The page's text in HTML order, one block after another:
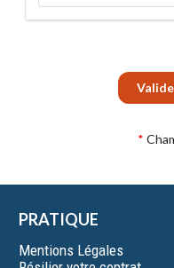
PRATIQUE
Mentions Légales